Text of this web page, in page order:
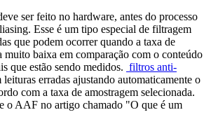
ser feito no hardware, antes do processo
Esse é um tipo especial de filtragem
que podem ocorrer quando a taxa de
muito baixa em comparação com o conteúdo
que estão sendo medidos. filtros anti-
leituras erradas ajustando automaticamente o
com a taxa de amostragem selecionada.
o AAF no artigo chamado "O que é um